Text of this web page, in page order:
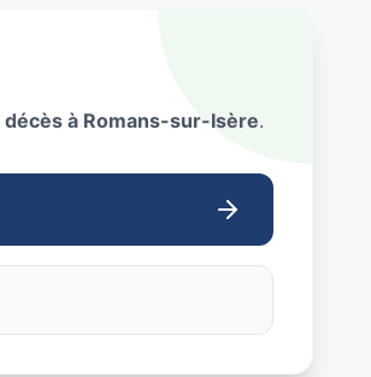
à Romans-sur-Isère.